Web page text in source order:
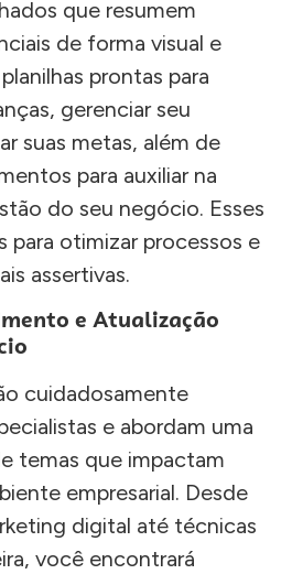
que resumem
de forma visual e
prontas para
gerenciar seu
suas metas, além de
para auxiliar na
do seu negócio. Esses
para otimizar processos e
assertivas.
e Atualização
cuidadosamente
e abordam uma
temas que impactam
empresarial. Desde
digital até técnicas
você encontrará